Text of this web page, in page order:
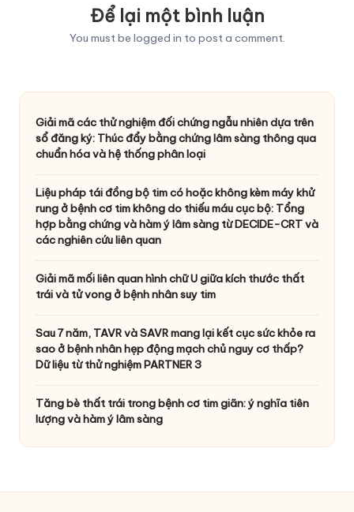
Để lại một bình luận
You must be logged in to post a comment.
Giải mã các thử nghiệm đối chứng ngẫu nhiên dựa trên
sổ đăng ký: Thúc đẩy bằng chứng lâm sàng thông qua
chuẩn hóa và hệ thống phân loại
Liệu pháp tái đồng bộ tim có hoặc không kèm máy khử
rung ở bệnh cơ tim không do thiếu máu cục bộ: Tổng
hợp bằng chứng và hàm ý lâm sàng từ DECIDE-CRT và
các nghiên cứu liên quan
Giải mã mối liên quan hình chữ U giữa kích thước thất
trái và tử vong ở bệnh nhân suy tim
Sau 7 năm, TAVR và SAVR mang lại kết cục sức khỏe ra
sao ở bệnh nhân hẹp động mạch chủ nguy cơ thấp?
Dữ liệu từ thử nghiệm PARTNER 3
Tăng bè thất trái trong bệnh cơ tim giãn: ý nghĩa tiên
lượng và hàm ý lâm sàng